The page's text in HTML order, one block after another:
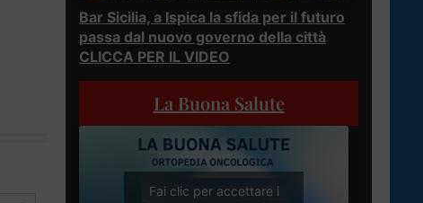
Bar Sicilia, a Ispica la sfida per il futuro
passa dal nuovo governo della città
CLICCA PER IL VIDEO
La Buona Salute
Fai clic per accettare i